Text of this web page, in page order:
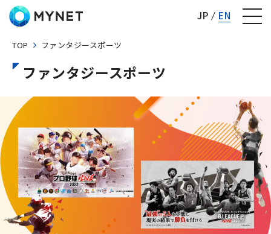
JP EN
TOP ファンタジースポーツ
ファンタジースポーツ